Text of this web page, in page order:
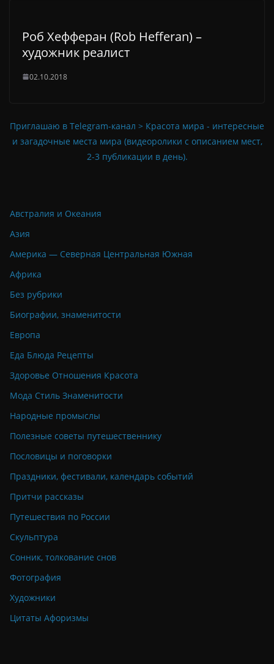
Роб Хефферан (Rob Hefferan) –
художник реалист
02.10.2018
Приглашаю в Telegram-канал > Красота мира - интересные
и загадочные места мира (видеоролики с описанием мест,
2-3 публикации в день).
Австралия и Океания
Азия
Америка — Северная Центральная Южная
Африка
Без рубрики
Биографии, знаменитости
Европа
Еда Блюда Рецепты
Здоровье Отношения Красота
Мода Стиль Знаменитости
Народные промыслы
Полезные советы путешественнику
Пословицы и поговорки
Праздники, фестивали, календарь событий
Притчи рассказы
Путешествия по России
Скульптура
Сонник, толкование снов
Фотография
Художники
Цитаты Афоризмы